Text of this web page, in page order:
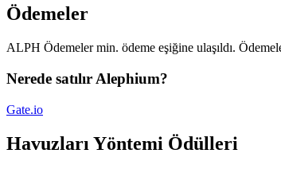
Ödemeler
ALPH Ödemeler min. ödeme eşiğine ulaşıldı.
Nerede satılır Alephium?
Gate.io
Havuzları Yöntemi Ödülleri